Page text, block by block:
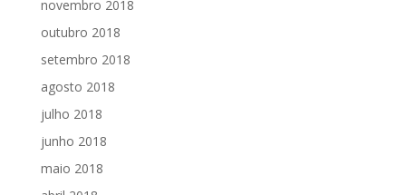
novembro 2018
outubro 2018
setembro 2018
agosto 2018
julho 2018
junho 2018
maio 2018